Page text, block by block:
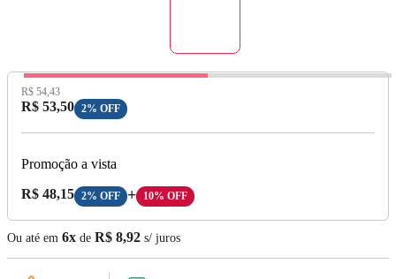
Preço Original:
R$ 54,43
Preço com Desconto:
R$ 53,50 2% OFF
Promoção a vista
Preço A Vista:
R$ 48,15 2% OFF + 10% OFF
Ou até em 6x de R$ 8,92 s/ juros